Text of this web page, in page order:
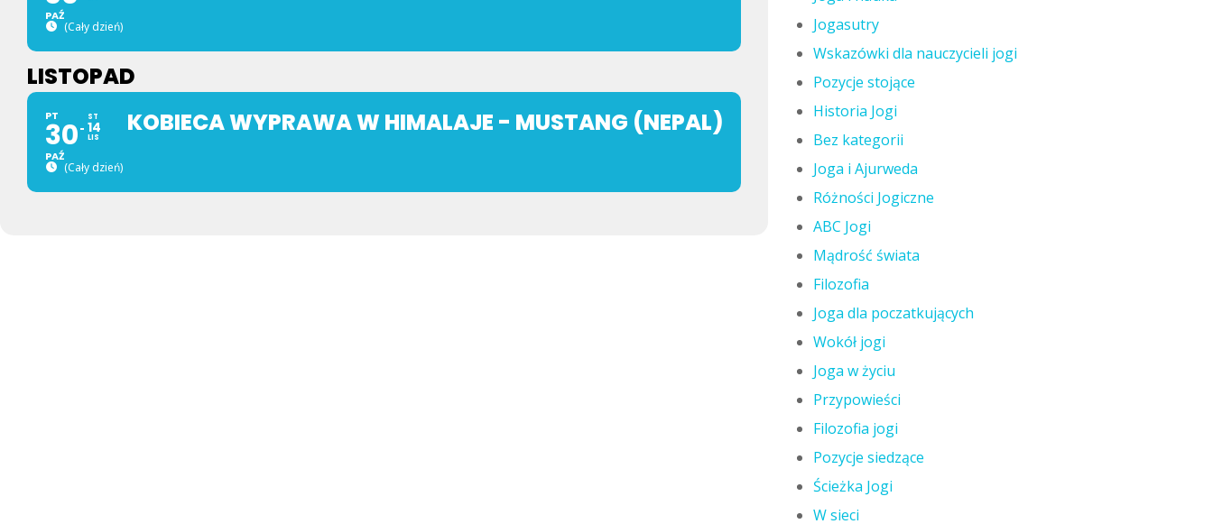
PAŹ
(Cały dzień)
LISTOPAD
PT
30
PAŹ
ST
14
LIS
(Cały dzień)
KOBIECA WYPRAWA W HIMALAJE - MUSTANG (NEPAL)
Jogasutry
Wskazówki dla nauczycieli jogi
Pozycje stojące
Historia Jogi
Bez kategorii
Joga i Ajurweda
Różności Jogiczne
ABC Jogi
Mądrość świata
Filozofia
Joga dla poczatkujących
Wokół jogi
Joga w życiu
Przypowieści
Filozofia jogi
Pozycje siedzące
Ścieżka Jogi
W sieci